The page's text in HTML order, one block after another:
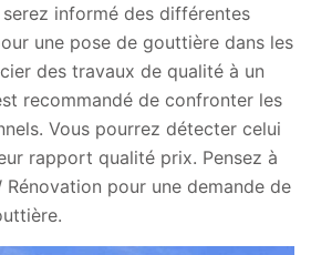
informé des différentes
une pose de gouttière dans les
des travaux de qualité à un
recommandé de confronter les
Vous pourrez détecter celui
rapport qualité prix. Pensez à
Rénovation pour une demande de